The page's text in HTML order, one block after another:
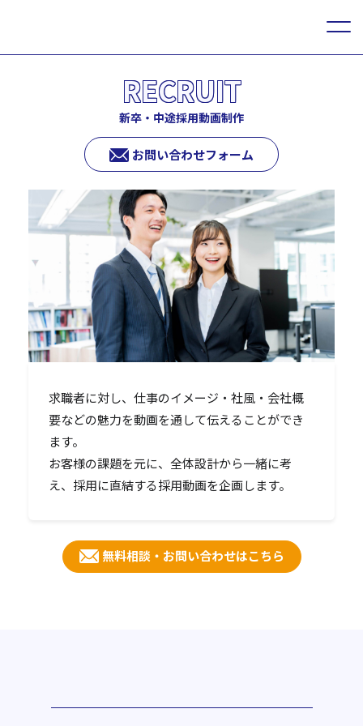
RECRUIT
新卒・中途採用動画制作
お問い合わせフォーム
求職者に対し、仕事のイメージ・社風・会社概
要などの魅力を動画を通して伝えることができ
ます。
お客様の課題を元に、全体設計から一緒に考
え、採用に直結する採用動画を企画します。
無料相談・お問い合わせはこちら